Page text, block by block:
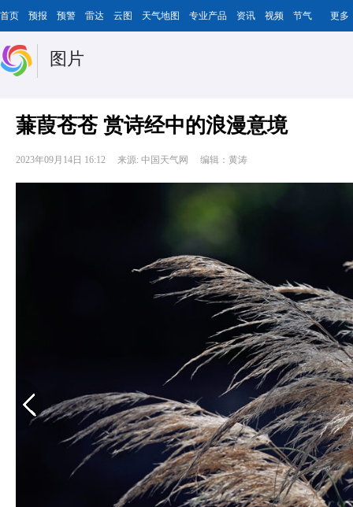
首页 预报 预警 雷达 云图 天气地图 专业产品 资讯 视频 节气 更多
图片
蒹葭苍苍 赏诗经中的浪漫意境
2023年09月14日 16:12 来源: 中国天气网 编辑：黄涛